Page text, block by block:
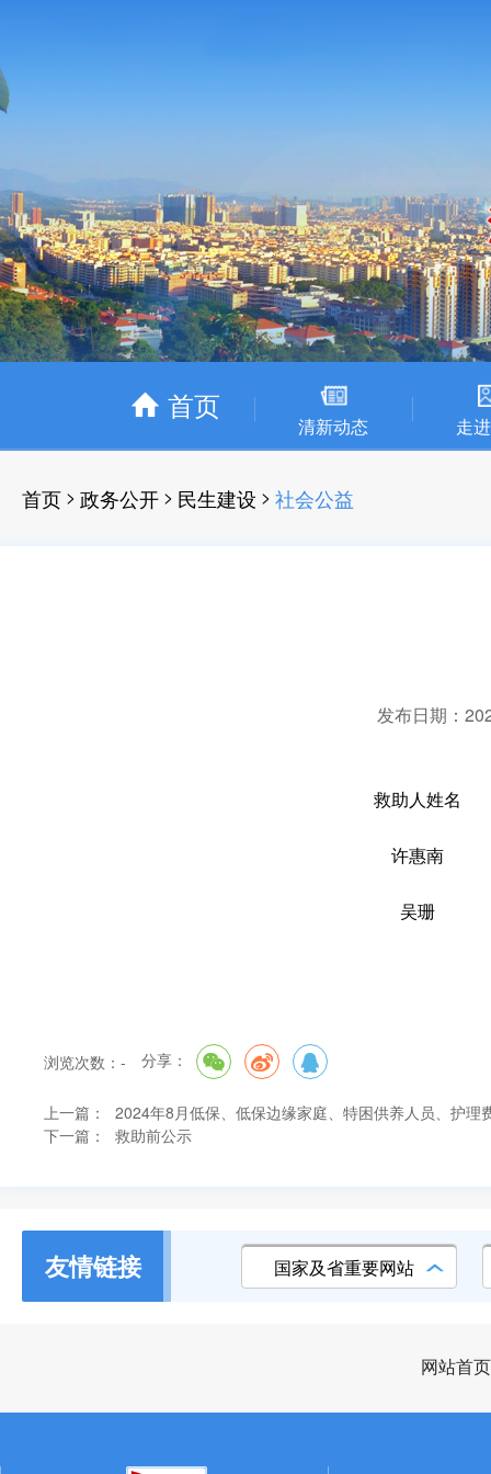
首页
清新动态 走
首页 > 政务公开 > 民生建设 > 社会公益
发布日期：
救助人姓名
许惠南
吴珊
浏览次数： - 分享：
上一篇：
2024年8月低保、低保边缘家庭、特困供养人员、护
下一篇：
救助前公示
友情链接 国家及省重要网站
网站首页